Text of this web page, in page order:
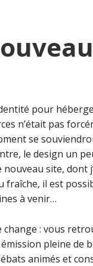
pour
n’était pas
se
le design un
nouveau site, dont
il est
à venir…
: vous
pleine de
animés et